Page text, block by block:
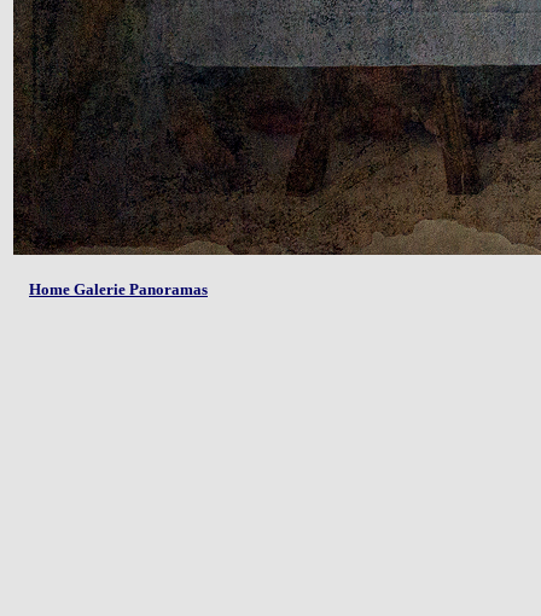
Home Galerie Panoramas